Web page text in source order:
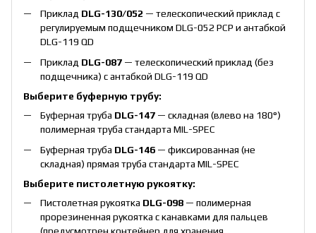
Приклад DLG-130/052 — телескопический приклад с
регулируемым подщечником DLG-052 PCP и антабкой
DLG-119 QD
Приклад DLG-087 — телескопический приклад (без
подщечника) с антабкой DLG-119 QD
Выберите буферную трубу:
Буферная труба DLG-147 — складная (влево на 180°)
полимерная труба стандарта MIL-SPEC
Буферная труба DLG-146 — фиксированная (не
складная) прямая труба стандарта MIL-SPEC
Выберите пистолетную рукоятку:
Пистолетная рукоятка DLG-098 — полимерная
прорезиненная рукоятка с канавками для пальцев